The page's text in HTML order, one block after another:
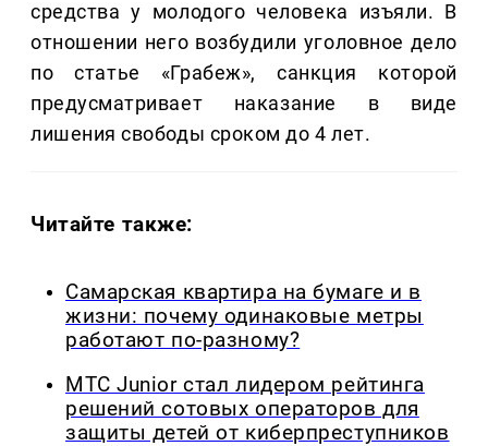
средства у молодого человека изъяли. В
отношении него возбудили уголовное дело
по статье «Грабеж», санкция которой
предусматривает наказание в виде
лишения свободы сроком до 4 лет.
Читайте также:
Самарская квартира на бумаге и в
жизни: почему одинаковые метры
работают по-разному?
МТС Junior стал лидером рейтинга
решений сотовых операторов для
защиты детей от киберпреступников